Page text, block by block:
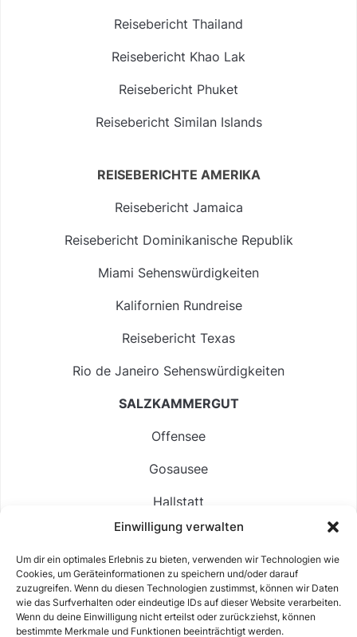
Einwilligung verwalten
Um dir ein optimales Erlebnis zu bieten, verwenden wir Technologien wie
Cookies, um Geräteinformationen zu speichern und/oder darauf
zuzugreifen. Wenn du diesen Technologien zustimmst, können wir Daten
wie das Surfverhalten oder eindeutige IDs auf dieser Website verarbeiten.
Wenn du deine Einwilligung nicht erteilst oder zurückziehst, können
bestimmte Merkmale und Funktionen beeinträchtigt werden.
Reisebericht Thailand
Reisebericht Khao Lak
Reisebericht Phuket
Reisebericht Similan Islands
REISEBERICHTE AMERIKA
Reisebericht Jamaica
Reisebericht Dominikanische Republik
Miami Sehenswürdigkeiten
Kalifornien Rundreise
Reisebericht Texas
Rio de Janeiro Sehenswürdigkeiten
SALZKAMMERGUT
Offensee
Gosausee
Hallstatt
Langbathsee
Altausseer See
Hintersee